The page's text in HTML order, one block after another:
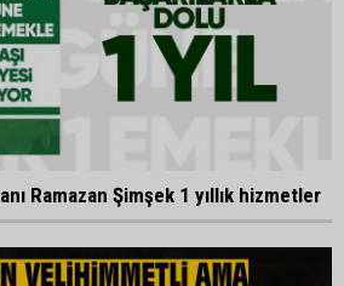
Ramazan Şimşek 1 yıllık hizmetler